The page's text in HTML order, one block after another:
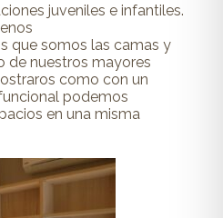
juveniles e infantiles.
que somos las camas y
de nuestros mayores
como con un
podemos
en una misma